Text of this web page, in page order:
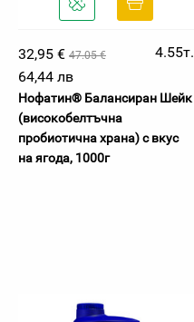
32,95 € 47.05 €
4.55т.
64,44 лв
Нофатин® Балансиран Шейк
(високобелтъчна
пробиотична храна) с вкус
на ягода, 1000г